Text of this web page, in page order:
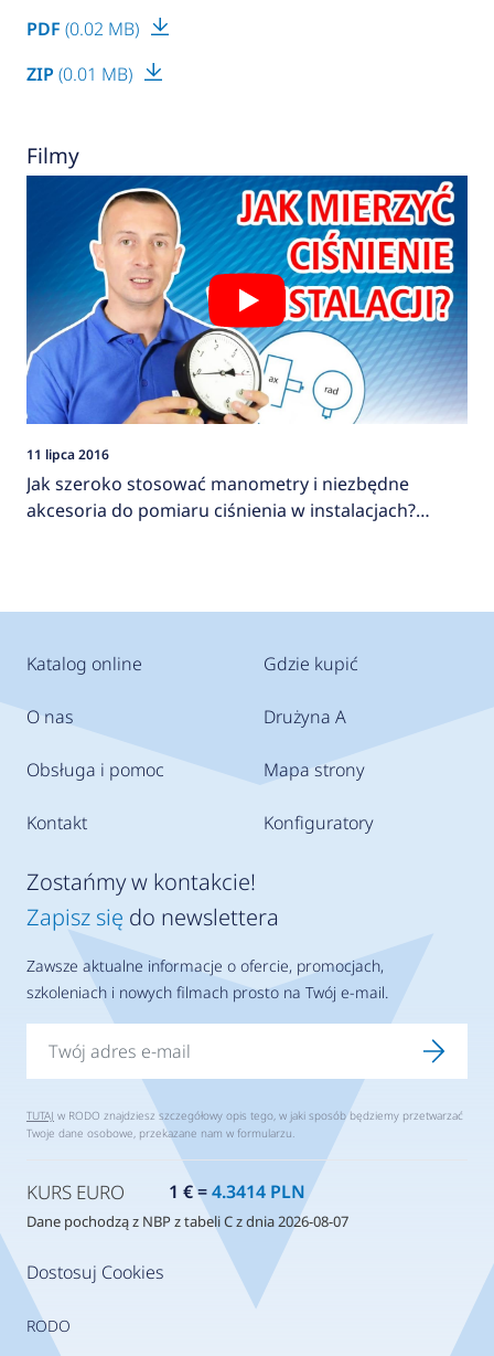
PDF (0.02 MB)
ZIP (0.01 MB)
Filmy
11 lipca 2016
Jak szeroko stosować manometry i niezbędne
akcesoria do pomiaru ciśnienia w instalacjach?
Katalog online
O nas
Obsługa i pomoc
Kontakt
Gdzie kupić
Drużyna A
Mapa strony
Konfiguratory
Dostosuj Cookies
RODO
Zostańmy w kontakcie!
Zapisz się do newslettera
Zawsze aktualne informacje o ofercie, promocjach,
szkoleniach i nowych filmach prosto na Twój e-mail.
TUTAJ w RODO znajdziesz szczegółowy opis tego, w jaki sposób będziemy przetwarzać
Twoje dane osobowe, przekazane nam w formularzu.
KURS EURO 1 € =4.3414 PLN
Dane pochodzą z NBP z tabeli C z dnia 2026-08-07